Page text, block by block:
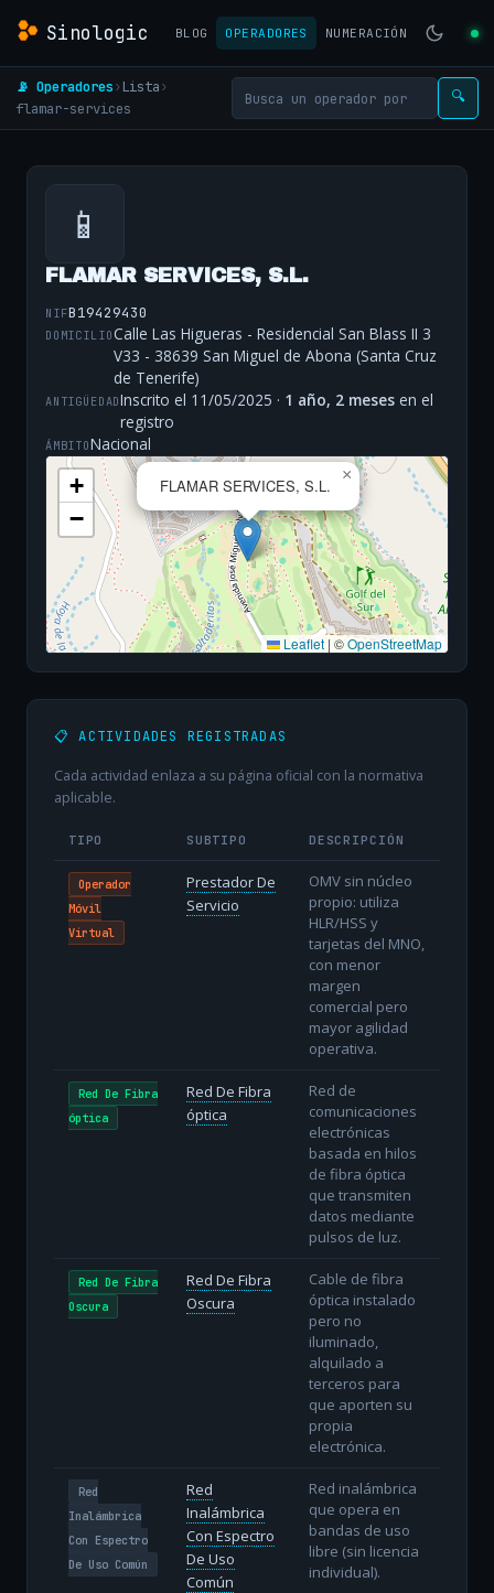
Sinologic BLOG OPERADORES NUMERACIÓN
📡 Operadores› Lista›
flamar-services
🔍
📱
FLAMAR SERVICES, S.L.
NIFB19429430
DOMICILIOCalle Las Higueras - Residencial San Blass II 3
V33 - 38639 San Miguel de Abona (Santa Cruz
de Tenerife)
ANTIGÜEDADInscrito el 11/05/2025 · 1 año, 2 meses en el
registro
ÁMBITONacional
FLAMAR SERVICES, S.L.
×
+
−
Leaflet | ©OpenStreetMap
📋 ACTIVIDADES REGISTRADAS
Cada actividad enlaza a su página oficial con la normativa
aplicable.
TIPO SUBTIPO DESCRIPCIÓN
Operador
Móvil
Virtual
Prestador De
Servicio
OMV sin núcleo
propio: utiliza
HLR/HSS y
tarjetas del MNO,
con menor
margen
comercial pero
mayor agilidad
operativa.
Red De Fibra
óptica
Red De Fibra
óptica
Red de
comunicaciones
electrónicas
basada en hilos
de fibra óptica
que transmiten
datos mediante
pulsos de luz.
Red De Fibra
Oscura
Red De Fibra
Oscura
Cable de fibra
óptica instalado
pero no
iluminado,
alquilado a
terceros para
que aporten su
propia
electrónica.
Red
Inalámbrica
Con Espectro
De Uso Común
Red
Inalámbrica
Con Espectro
De Uso
Común
Red inalámbrica
que opera en
bandas de uso
libre (sin licencia
individual).